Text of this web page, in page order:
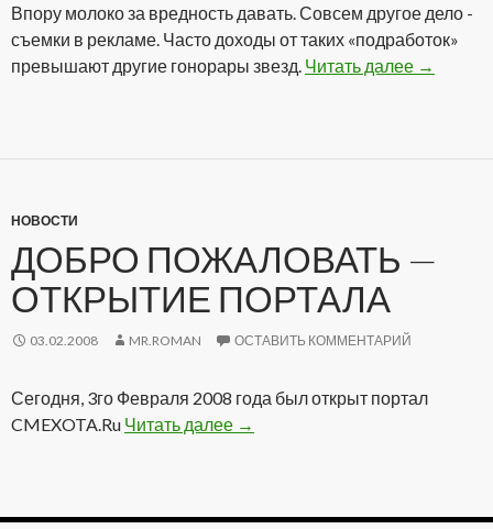
Впору молоко за вредность давать. Совсем другое дело -
съемки в рекламе. Часто доходы от таких «подработок»
превышают другие гонорары звезд. Читать далее →
НОВОСТИ
ДОБРО ПОЖАЛОВАТЬ —
ОТКРЫТИЕ ПОРТАЛА
03.02.2008 MR.ROMAN ОСТАВИТЬ КОММЕНТАРИЙ
Сегодня, 3го Февраля 2008 года был открыт портал
CMEXOTA.Ru Читать далее Добро пожаловать — Открытие
→